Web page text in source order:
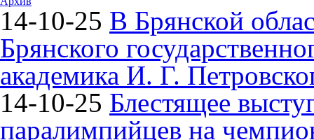
14-10-25 В Брянской
Брянского
академика И. Г.
14-10-25 Блестящее
паралимпийцев на